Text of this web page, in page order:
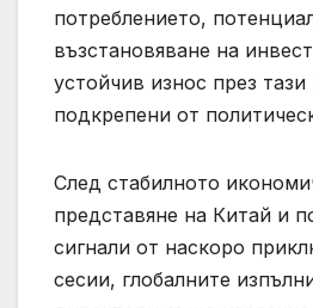
потреблението,
възстановяване на
устойчив износ през тази
подкрепени от
След стабилното
представяне на Китай и
сигнали от наскоро
сесии, глобалните